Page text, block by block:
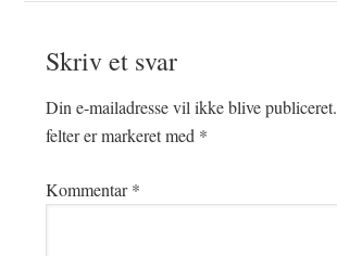
Skriv et svar
Din e-mailadresse vil ikke blive publiceret.
felter er markeret med *
Kommentar*